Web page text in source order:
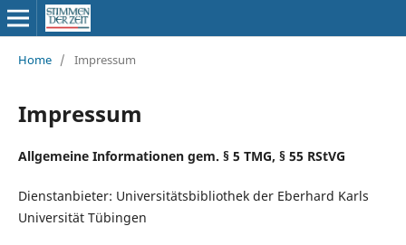
Home / Impressum
Impressum
Allgemeine Informationen gem. § 5 TMG, § 55 RStVG
Dienstanbieter: Universitätsbibliothek der Eberhard Karls
Universität Tübingen